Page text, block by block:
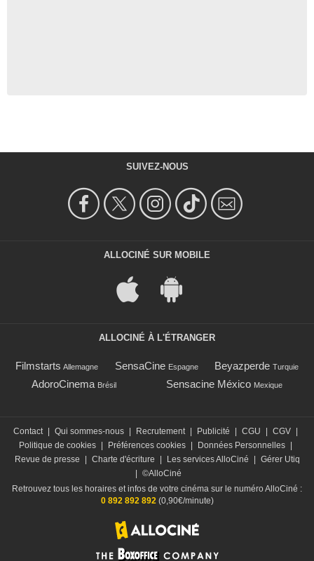
SUIVEZ-NOUS
ALLOCINÉ SUR MOBILE
ALLOCINÉ À L'ÉTRANGER
Filmstarts Allemagne SensaCine Espagne Beyazperde Turquie
AdoroCinema Brésil Sensacine México Mexique
Contact Qui sommes-nous Recrutement Publicité CGU CGV
Politique de cookies
Préférences cookies Données Personnelles
Revue de presse
Charte d'écriture Les services AlloCiné
Gérer Utiq
©AlloCiné
Retrouvez tous les horaires et infos de votre cinéma sur le numéro AlloCiné :
0 892 892 892(0,90€/minute)